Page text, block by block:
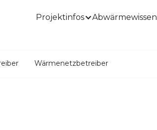
Projektinfos Abwärmewissen
Wärmenetzbetreiber